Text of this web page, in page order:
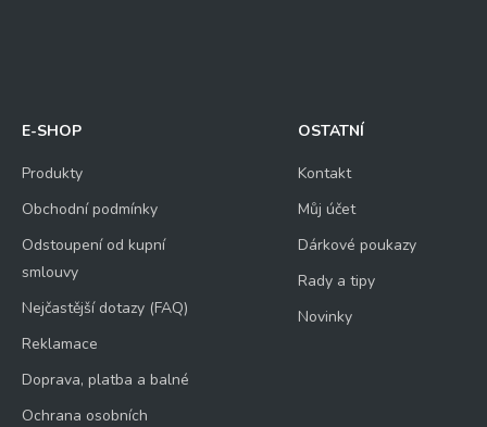
E-SHOP
Produkty
Obchodní podmínky
Odstoupení od kupní
smlouvy
Nejčastější dotazy (FAQ)
Reklamace
Doprava, platba a balné
Ochrana osobních
OSTATNÍ
Kontakt
Můj účet
Dárkové poukazy
Rady a tipy
Novinky